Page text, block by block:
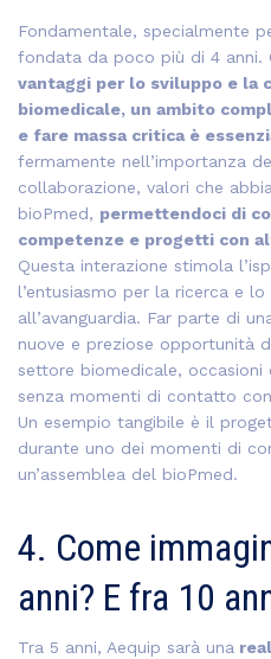
Fondamentale, specialmente
fondata da poco più di 4 anni.
vantaggi per lo sviluppo e la
biomedicale, un ambito
e fare massa critica è
fermamente nell’importanza
collaborazione, valori che
bioPmed, permettendoci di
competenze e progetti con
Questa interazione stimola
l’entusiasmo per la ricerca e
all’avanguardia. Far parte di
nuove e preziose opportunità
settore biomedicale,
senza momenti di contatto
Un esempio tangibile è il
durante uno dei momenti di
un’assemblea del bioPmed.
4. Come
anni? E fra 10
Tra 5 anni, Aequip sarà una